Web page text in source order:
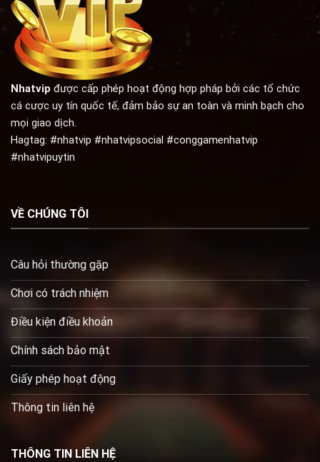
Nhatvip được cấp phép hoạt động hợp pháp bởi các tổ chức
cá cược uy tín quốc tế, đảm bảo sự an toàn và minh bạch cho
mọi giao dịch.
Hagtag: #nhatvip #nhatvipsocial #conggamenhatvip
#nhatvipuytin
VỀ CHÚNG TÔI
Câu hỏi thường gặp
Chơi có trách nhiệm
Điều kiện điều khoản
Chính sách bảo mật
Giấy phép hoạt động
Thông tin liên hệ
THÔNG TIN LIÊN HỆ